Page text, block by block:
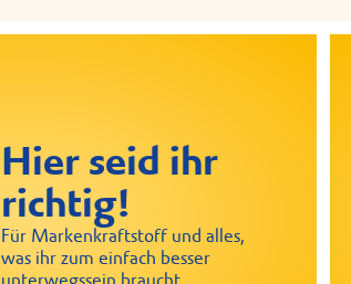
Hier seid ihr
richtig!
Für Markenkraftstoff und alles,
was ihr zum einfach besser